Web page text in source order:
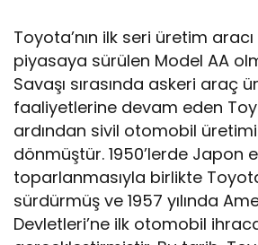
Toyota’nın ilk seri üretim aracı
piyasaya sürülen Model AA
Savaşı sırasında askeri araç
faaliyetlerine devam eden
ardından sivil otomobil
dönmüştür. 1950’lerde Japon
toparlanmasıyla birlikte
sürdürmüş ve 1957 yılında
Devletleri’ne ilk otomobil